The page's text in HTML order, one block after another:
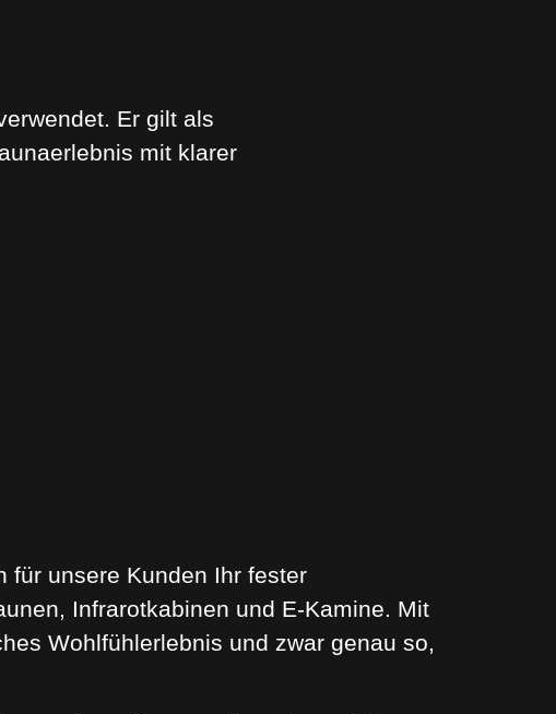
Er gilt als
mit klarer
für unsere Kunden Ihr fester
Infrarotkabinen und E-Kamine. Mit
Wohlfühlerlebnis und zwar genau so,